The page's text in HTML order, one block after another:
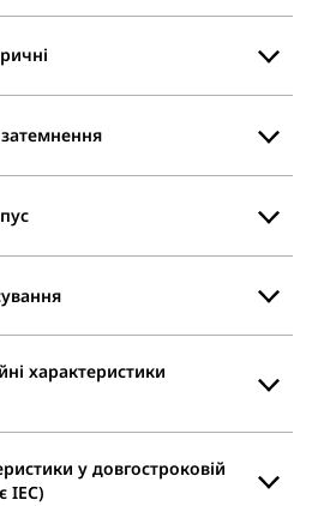
характеристики
у довгостроковій
IEC)